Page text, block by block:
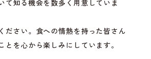
て知る機会を数多く用意していま
ださい。食への情熱を持った皆さん
とを心から楽しみにしています。